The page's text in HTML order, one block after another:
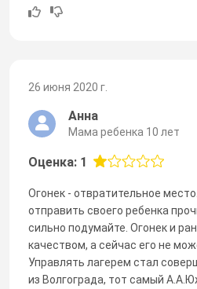
26 июня 2020 г.
Анна
Мама ребенка 10 лет
Оценка: 1
Огонек - отвратительное
отправить своего ребенка
сильно подумайте. Огонек и
качеством, а сейчас его не
Управлять лагерем стал
из Волгограда, тот самый